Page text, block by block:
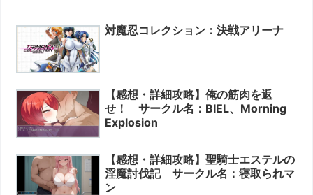
対魔忍コレクション：決戦アリーナ
【感想・詳細攻略】俺の筋肉を返
せ！ サークル名：BIEL、Morning
Explosion
【感想・詳細攻略】聖騎士エステルの
淫魔討伐記 サークル名：寝取られマ
ン